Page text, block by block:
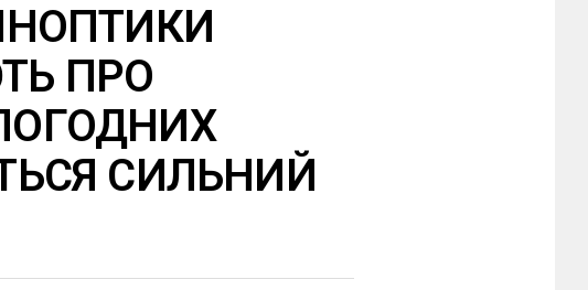
ПРО
СИЛЬНИЙ